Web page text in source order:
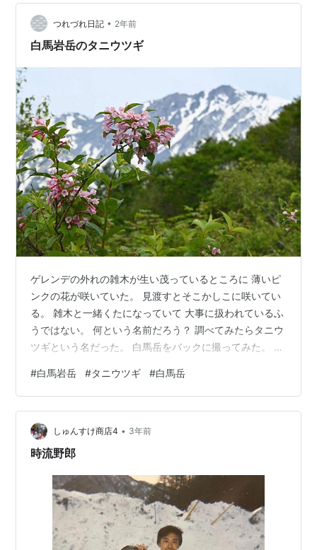
には白馬村の田園風景が広がります。ぜひ、絶景の中で
贅沢な時間を過ごしてみてください！ 白馬岩岳はチェア
リング天国。 pic.twitter.com/ULoiM2obbg — 楽音堂主
つれづれ日記 • 2年前
白馬岩岳のタニウツギ
ゲレンデの外れの雑木が生い茂っているところに 薄いピ
ンクの花が咲いていた。 見渡すとそこかしこに咲いてい
る。 雑木と一緒くたになっていて 大事に扱われているふ
うではない。 何という名前だろう？ 調べてみたらタニウ
ツギという名だった。 白馬岳をバックに撮ってみた。 ＠
#白馬岩岳 #タニウツギ #白馬岳
しゅんすけ商店4 • 3年前
時流野郎